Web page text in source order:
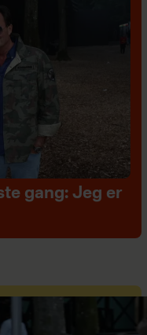
gang: Jeg er